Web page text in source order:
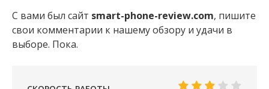
С вами был сайт smart-phone-review.com, пишите
свои комментарии к нашему обзору и удачи в
выборе. Пока.